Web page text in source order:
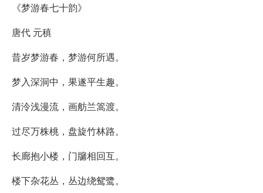
《梦游春七十韵》
唐代 元稹
昔岁梦游春，梦游何所遇。
梦入深洞中，果遂平生趣。
清泠浅漫流，画舫兰篙渡。
过尽万株桃，盘旋竹林路。
长廊抱小楼，门牖相回互。
楼下杂花丛，丛边绕鸳鹭。